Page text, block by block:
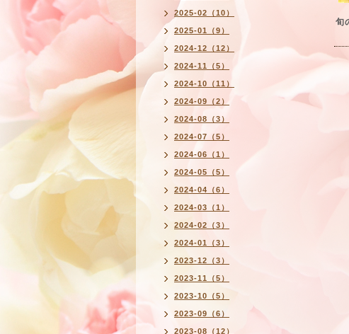
旬
2025-02（10）
2025-01（9）
2024-12（12）
2024-11（5）
2024-10（11）
2024-09（2）
2024-08（3）
2024-07（5）
2024-06（1）
2024-05（5）
2024-04（6）
2024-03（1）
2024-02（3）
2024-01（3）
2023-12（3）
2023-11（5）
2023-10（5）
2023-09（6）
2023-08（12）